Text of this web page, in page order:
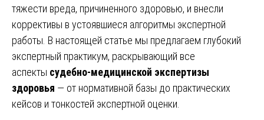
тяжести вреда, причиненного здоровью, и внесли
коррективы в устоявшиеся алгоритмы экспертной
работы. В настоящей статье мы предлагаем глубокий
экспертный практикум, раскрывающий все
аспекты судебно-медицинской экспертизы
здоровья — от нормативной базы до практических
кейсов и тонкостей экспертной оценки.